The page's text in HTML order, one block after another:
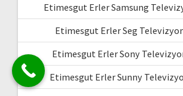
Etimesgut Erler Samsung
Etimesgut Erler Seg
Etimesgut Erler Sony
Etimesgut Erler Sunny